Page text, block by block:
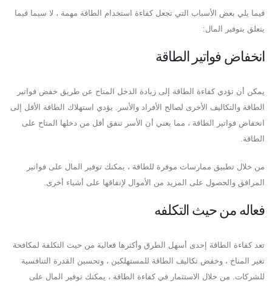
فيما يلي بعض الأسباب التي تجعل كفاءة استخدام الطاقة مهمة ، لا سيما فيما
يتعلق بتوفير المال:
انخفاض فواتير الطاقة
يمكن أن تؤدي كفاءة الطاقة إلى زيادة الدخل المتاح عن طريق خفض فواتير
الطاقة والتكاليف الأخرى لصالح الأفراد والأسر. يؤدي استهلاك الطاقة الأقل إلى
انخفاض فواتير الطاقة ، مما يعني أن الأسر تنفق أقل من دخلها المتاح على
الطاقة.
من خلال تطبيق ممارسات موفرة للطاقة ، يمكنك توفير المال على فواتير
المرافق والحصول على المزيد من الأموال لإنفاقها على أشياء أخرى.
فعاله من حيث التكلفه
تعد كفاءة الطاقة إحدى أسهل الطرق وأكثرها فعالية من حيث التكلفة لمكافحة
تغير المناخ ، وخفض تكاليف الطاقة للمستهلكين ، وتحسين القدرة التنافسية
للشركات. من خلال الاستثمار في كفاءة الطاقة ، يمكنك توفير المال على